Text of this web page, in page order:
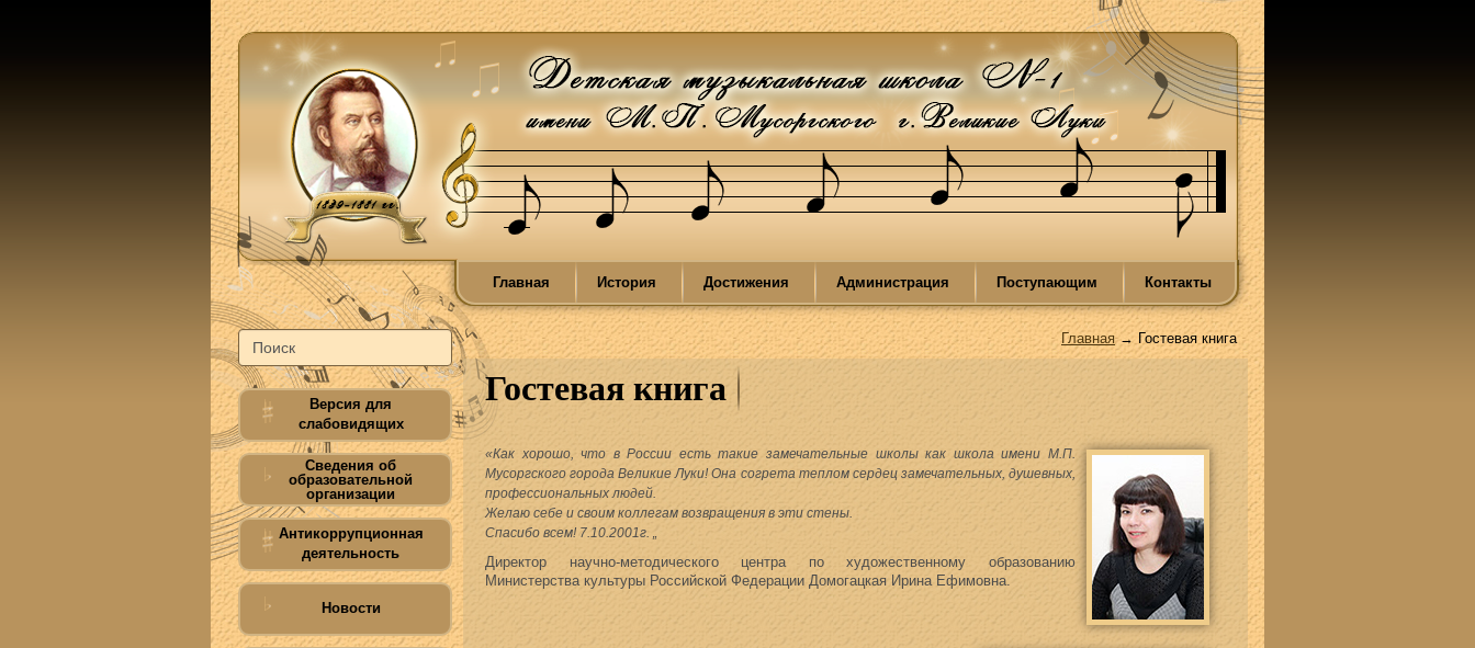
Главная История Достижения Администрация Поступающим Контакты
Версия для
слабовидящих
Сведения об
образовательной
организации
Антикоррупционная
деятельность
Новости
Главная→ Гостевая книга
Гостевая книга
«Как хорошо, что в России есть такие замечательные школы как школа имени М.П.
Мусоргского города Великие Луки! Она согрета теплом сердец замечательных, душевных,
профессиональных людей.
Желаю себе и своим коллегам возвращения в эти стены.
Спасибо всем! 7.10.2001г. „
Директор научно-методического центра по художественному образованию
Министерства культуры Российской Федерации Домогацкая Ирина Ефимовна.